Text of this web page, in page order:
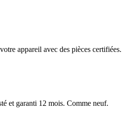
appareil avec des pièces certifiées.
et garanti 12 mois. Comme neuf.